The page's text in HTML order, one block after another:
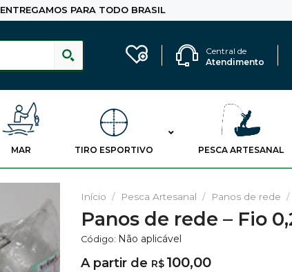
ENTREGAMOS PARA TODO BRASIL
Central de
Atendimento
MAR TIRO ESPORTIVO PESCA ARTESANAL
Adicionar
aos
Favoritos
Início / Pesca Artesanal / Panos de rede /
Panos de rede – Fio
Código: Não aplicável
A partir de R$ 100,00